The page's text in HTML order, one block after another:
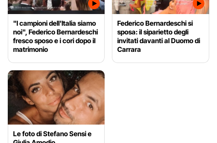
"I campioni dell'Italia siamo
noi", Federico Bernardeschi
fresco sposo e i cori dopo il
matrimonio
Federico Bernardeschi si
sposa: il siparietto degli
invitati davanti al Duomo di
Carrara
Le foto di Stefano Sensi e